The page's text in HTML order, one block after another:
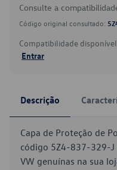
Consulte a
Código original consultado:
Compatibilidade
Entrar
Descrição
Capa de Proteção de
código 5Z4-837-329-J
VW genuínas na sua